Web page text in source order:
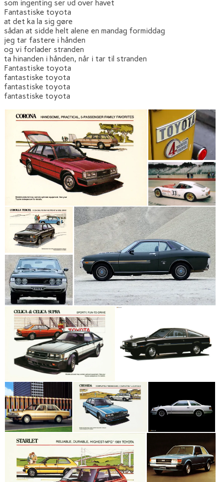
som ingenting ser ud over havet
Fantastiske toyota
at det ka la sig gøre
sådan at sidde helt alene en mandag formiddag
jeg tar fastere i hånden
og vi forlader stranden
ta hinanden i hånden, når i tar til stranden
Fantastiske toyota
fantastiske toyota
fantastiske toyota
fantastiske toyota